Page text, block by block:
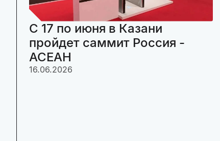
C 17 по июня в Казани
пройдет саммит Россия -
АСЕАН
16.06.2026